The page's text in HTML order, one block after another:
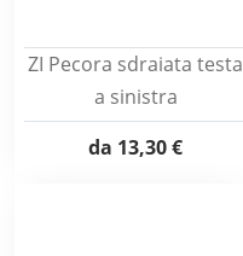
ZI Pecora sdraiata testa
a sinistra
da 13,30 €